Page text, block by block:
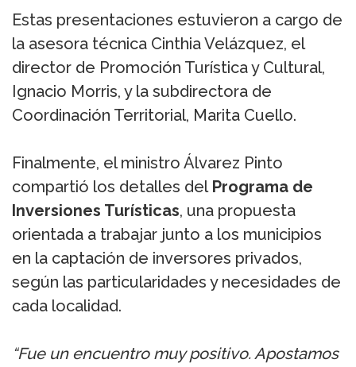
Estas presentaciones estuvieron a cargo de
la asesora técnica Cinthia Velázquez, el
director de Promoción Turística y Cultural,
Ignacio Morris, y la subdirectora de
Coordinación Territorial, Marita Cuello.
Finalmente, el ministro Álvarez Pinto
compartió los detalles del Programa de
Inversiones Turísticas, una propuesta
orientada a trabajar junto a los municipios
en la captación de inversores privados,
según las particularidades y necesidades de
cada localidad.
“Fue un encuentro muy positivo. Apostamos